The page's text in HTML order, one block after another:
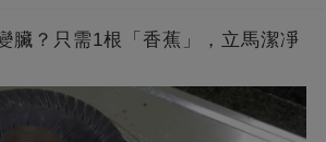
臟？只需1根「香蕉」，立馬潔凈